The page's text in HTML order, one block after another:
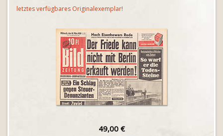
letztes verfügbares Originalexemplar!
49,00 €